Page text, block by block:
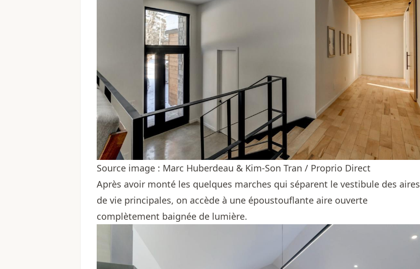
Source image : Marc Huberdeau & Kim-Son Tran / Proprio Direct
Après avoir monté les quelques marches qui séparent le vestibule des aires
de vie principales, on accède à une époustouflante aire ouverte
complètement baignée de lumière.